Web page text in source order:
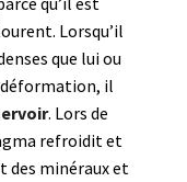
Lorsqu’il
que lui ou
il
. Lors de
refroidit et
minéraux et